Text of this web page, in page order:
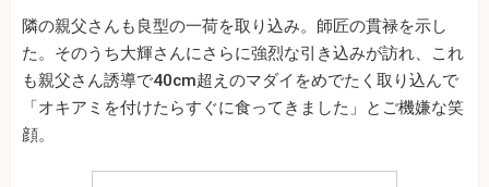
隣の親父さんも良型の一荷を取り込み。師匠の貫禄を示し
た。そのうち大輝さんにさらに強烈な引き込みが訪れ、これ
も親父さん誘導で40cm超えのマダイをめでたく取り込んで
「オキアミを付けたらすぐに食ってきました」とご機嫌な笑
顔。